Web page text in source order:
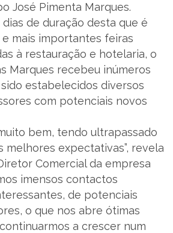
José Pimenta Marques.
de duração desta que é
e mais importantes feiras
à restauração e hotelaria, o
Marques recebeu inúmeros
estabelecidos diversos
com potenciais novos
bem, tendo ultrapassado
melhores expectativas”, revela
Comercial da empresa
imensos contactos
de potenciais
o que nos abre ótimas
a crescer num